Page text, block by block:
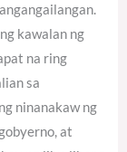
kawalan ng
na ring
sa
ninanakaw ng
at